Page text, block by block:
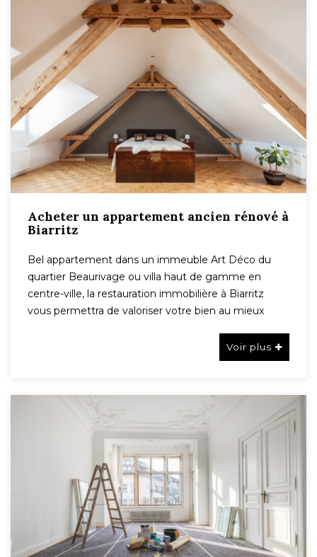
Acheter un appartement ancien rénové à
Biarritz
Bel appartement dans un immeuble Art Déco du
quartier Beaurivage ou villa haut de gamme en
centre-ville, la restauration immobilière à Biarritz
vous permettra de valoriser votre bien au mieux
Voir plus